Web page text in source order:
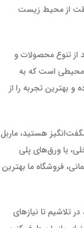
از محیط زیست
از تنوع محصولات و
محیطی است که به
و بهترین تجربه را از
هستید، ماربل
یا ورق‌های پلی
فروشگاه ما بهترین
تلاشیم تا نیازهای